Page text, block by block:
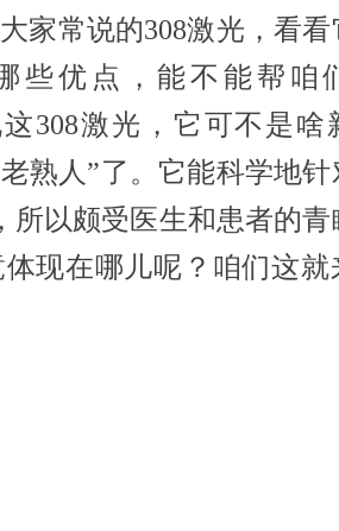
家常说的308激光，看看
些优点，能不能帮咱
308激光，它可不是啥
熟人”了。它能科学地针
所以颇受医生和患者的青
现在哪儿呢？咱们这就